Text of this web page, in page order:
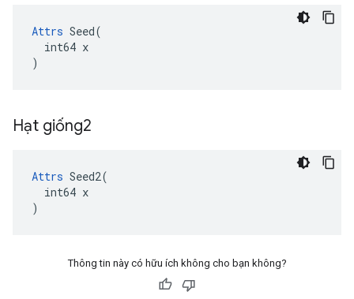
Attrs Seed(
  int64 x
)
Hạt giống2
Attrs Seed2(
  int64 x
)
Thông tin này có hữu ích không cho bạn không?